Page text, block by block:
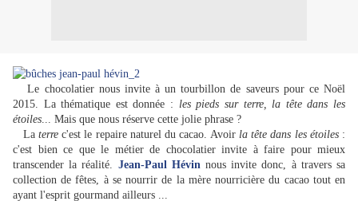
Le chocolatier nous invite à un tourbillon de saveurs pour ce Noël
2015. La thématique est donnée : les pieds sur terre, la tête dans les
étoiles... Mais que nous réserve cette jolie phrase ?
La terrec'est le repaire naturel du cacao. Avoir la tête dans les étoiles:
c'est bien ce que le métier de chocolatier invite à faire pour mieux
transcender la réalité. Jean-Paul Hévinnous invite donc, à travers sa
collection de fêtes, à se nourrir de la mère nourricière du cacao tout en
ayant l'esprit gourmand ailleurs ...